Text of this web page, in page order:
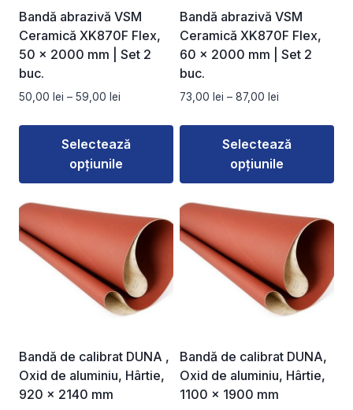
fi
alese
în
pagina
fi
alese
în
pagina
Bandă abrazivă VSM
Ceramică XK870F Flex,
50 × 2000 mm | Set 2
buc.
50,00 lei – 59,00 lei
prețuri:
50,00 lei
până
Selectează
opțiunile
produs
are
mai
multe
fi
alese
în
Bandă abrazivă VSM
Ceramică XK870F Flex,
60 × 2000 mm | Set 2
buc.
73,00 lei – 87,00 lei
prețuri:
73,00 lei
până
Selectează
opțiunile
produs
are
mai
multe
fi
alese
în
Bandă de calibrat DUNA ,
Oxid de aluminiu, Hârtie,
920 x 2140 mm
Bandă de calibrat DUNA,
Oxid de aluminiu, Hârtie,
1100 x 1900 mm